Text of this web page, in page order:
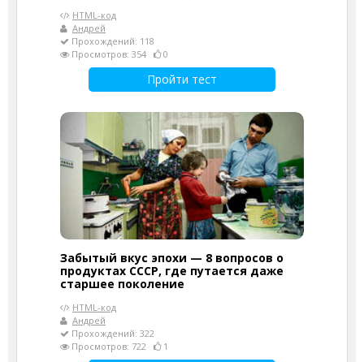
HTML-код
Андрей
Прохождений: 118
Просмотров: 354
0
Пройти тест
Забытый вкус эпохи — 8 вопросов о
продуктах СССР, где путается даже
старшее поколение
HTML-код
Андрей
Прохождений: 322
Просмотров: 722
1